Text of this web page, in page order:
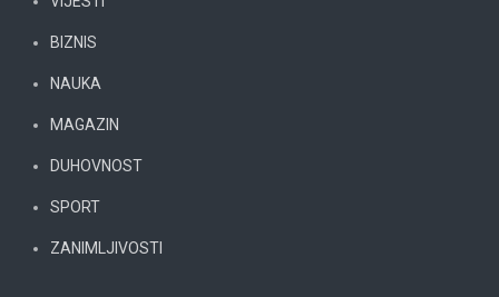
BIZNIS
NAUKA
MAGAZIN
DUHOVNOST
SPORT
ZANIMLJIVOSTI